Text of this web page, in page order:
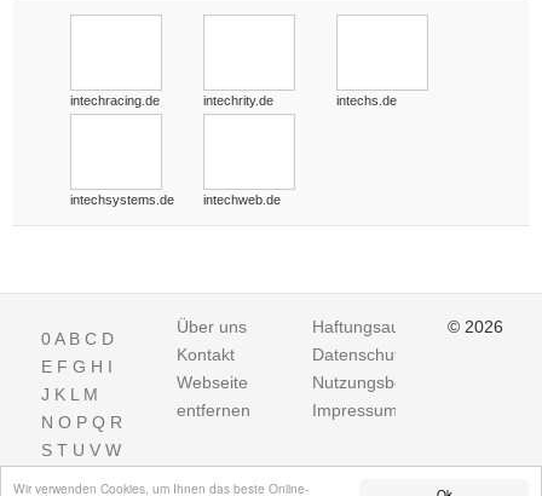
Wir verwenden Cookies, um Ihnen das beste Online-
intechracing.de intechrity.de intechs.de
intechsystems.de intechweb.de
0A B C D
E F G H I
J K L M
N O P Q R
S T U V W
Über uns
Kontakt
Webseite
entfernen
Haftungsausschluss
Datenschutz
Nutzungsbedingungen
Impressum
© 2026